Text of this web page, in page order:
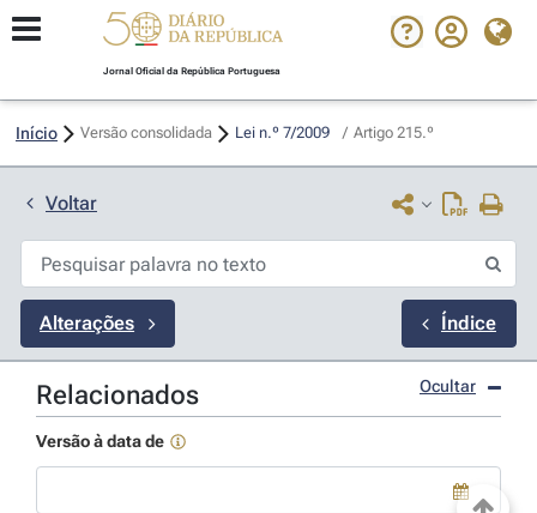
Jornal Oficial da República Portuguesa
Início Versão consolidada Lei n.º 7/2009 / Artigo 215.º
Voltar
Alterações Índice
Relacionados Ocultar
Versão à data de